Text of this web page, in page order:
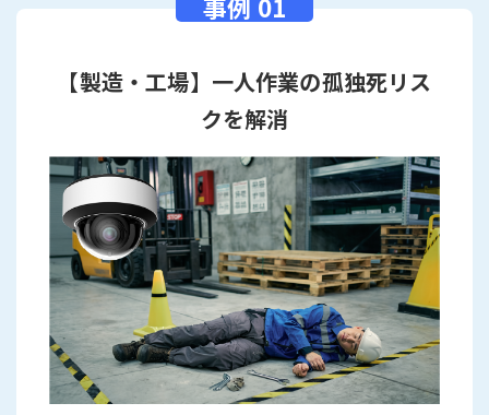
【製造・工場】一人作業の孤独死リス
クを解消